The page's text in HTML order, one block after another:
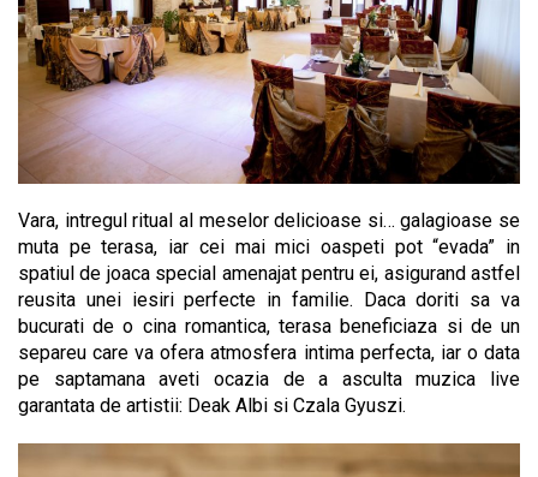
Vara, intregul ritual al meselor delicioase si… galagioase se
muta pe terasa, iar cei mai mici oaspeti pot “evada” in
spatiul de joaca special amenajat pentru ei, asigurand astfel
reusita unei iesiri perfecte in familie. Daca doriti sa va
bucurati de o cina romantica, terasa beneficiaza si de un
separeu care va ofera atmosfera intima perfecta, iar o data
pe saptamana aveti ocazia de a asculta muzica live
garantata de artistii: Deak Albi si Czala Gyuszi.